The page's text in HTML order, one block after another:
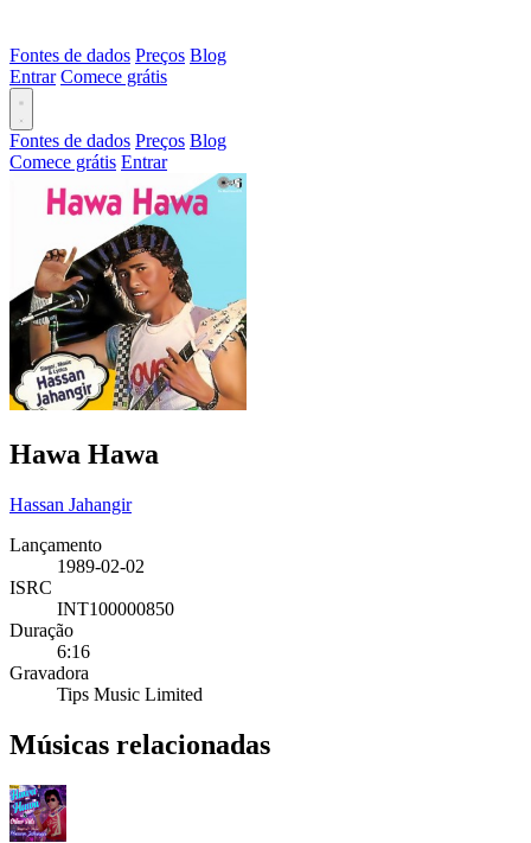
Fontes de dados Preços Blog
Entrar Comece grátis
Fontes de dados Preços Blog
Comece grátis Entrar
Hawa Hawa
Hassan Jahangir
Lançamento
1989-02-02
ISRC
INT100000850
Duração
6:16
Gravadora
Tips Music Limited
Músicas relacionadas